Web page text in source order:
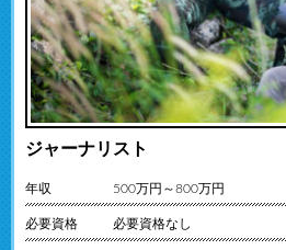
ジャーナリスト
年収 500万円～800万円
必要資格 必要資格なし